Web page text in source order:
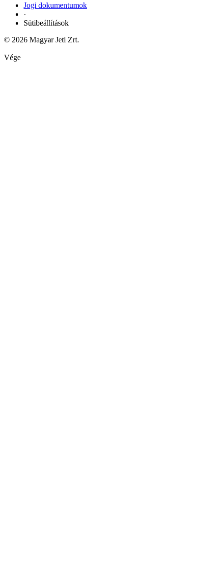
Jogi dokumentumok
·
Sütibeállítások
© 2026 Magyar Jeti Zrt.
Vége